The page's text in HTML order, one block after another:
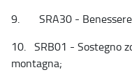
9. SRA30 - Benessere
10. SRB01 - Sostegno
montagna;